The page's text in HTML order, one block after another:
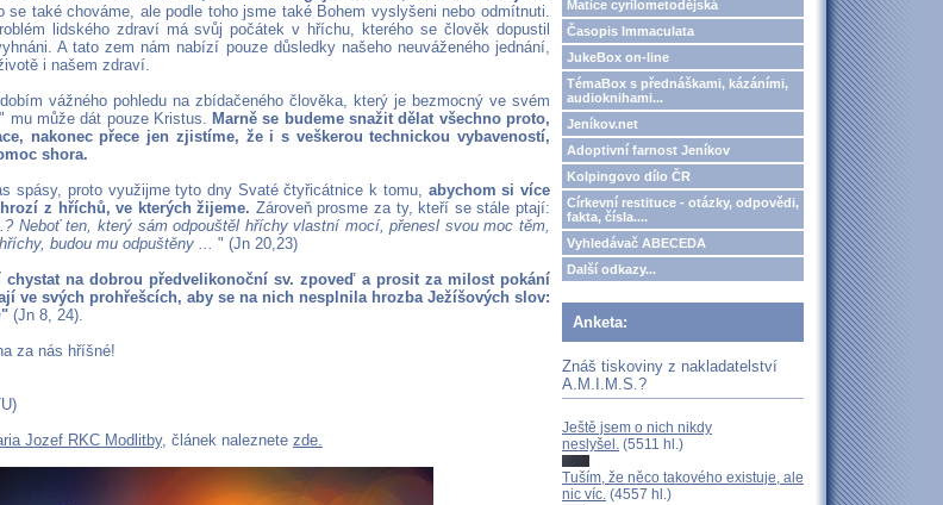
se také chováme, ale podle toho jsme také Bohem vyslyšeni nebo odmítnuti.
lidského zdraví má svůj počátek v hříchu, kterého se člověk dopustil
A tato zem nám nabízí pouze důsledky našeho neuváženého jednání,
i našem zdraví.
vážného pohledu na zbídačeného člověka, který je bezmocný ve svém
mu může dát pouze Kristus. Marně se budeme snažit dělat všechno proto,
nakonec přece jen zjistíme, že i s veškerou technickou vybaveností,
shora.
spásy, proto využijme tyto dny Svaté čtyřicátnice k tomu, abychom si více
z hříchů, ve kterých žijeme. Zároveň prosme za ty, kteří se stále ptají:
Neboť ten, který sám odpouštěl hříchy vlastní mocí, přenesl svou moc těm,
budou mu odpuštěny ... " (Jn 20,23)
na dobrou předvelikonoční sv. zpoveď a prosit za milost pokání
ve svých prohřešcích, aby se na nich nesplnila hrozba Ježíšových slov:
" (Jn 8, 24).
za nás hříšné!
Jozef RKC Modlitby, článek naleznete zde.
Matice cyrilometodějská
Časopis Immaculata
JukeBox on-line
TémaBox s přednáškami, kázáními,
audioknihami...
Jeníkov.net
Adoptivní farnost Jeníkov
Kolpingovo dílo ČR
Církevní restituce - otázky, odpovědi,
fakta, čísla....
Vyhledávač ABECEDA
Další odkazy...
Anketa:
Znáš tiskoviny z nakladatelství
A.M.I.M.S.?
Ještě jsem o nich nikdy
neslyšel. (5511 hl.)
Tuším, že něco takového existuje, ale
nic víc. (4557 hl.)